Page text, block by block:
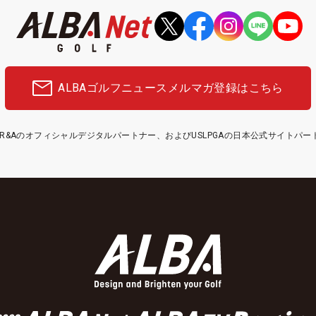
ALBAゴルフニュース メルマガ登録はこちら
のオフィシャルデジタルパートナー、およびUSLPGAの日本公式サイトパー